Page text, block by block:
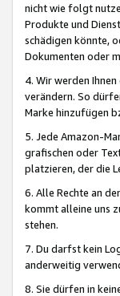
nicht wie folgt
Produkte und
schädigen könnte,
Dokumenten oder
4. Wir werden
verändern. So
Marke hinzufügen
5. Jede Amazon-
grafischen oder
platzieren, der die
6. Alle Rechte an
kommt alleine uns
stehen.
7. Du darfst kein
anderweitig
8. Sie dürfen in